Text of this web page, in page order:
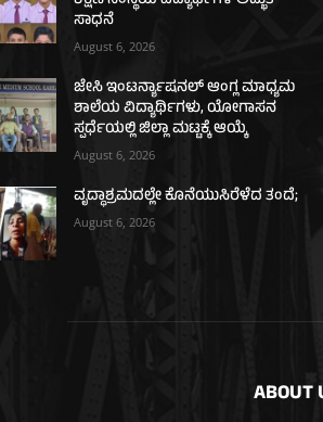
ಸಾಧನೆ
August 6, 2026
ಜೇಸಿ ಇಂಟರ್ನ್ಯಾಷನಲ್ ಆಂಗ್ಲ ಮಾಧ್ಯಮ
ಶಾಲೆಯ ವಿದ್ಯಾರ್ಥಿಗಳು, ಯೋಗಾಸನ
ಸ್ಪರ್ಧೆಯಲ್ಲಿ ಜಿಲ್ಲಾ ಮಟ್ಟಕ್ಕೆ ಆಯ್ಕೆ
August 6, 2026
ವೃದ್ಧಾಶ್ರಮದಲ್ಲೇ ಕೊನೆಯುಸಿರೆಳೆದ ತಂದೆ;
August 6, 2026
ABOUT